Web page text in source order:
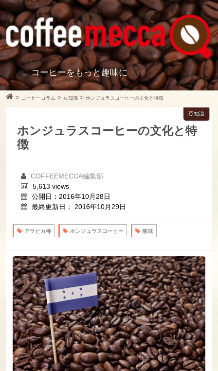
コーヒーをもっと趣味に
> コーヒーコラム >豆知識 > ホンジュラスコーヒーの文化と特徴
ホンジュラスコーヒーの文化と特
徴
豆知識
COFFEEMECCA編集部
5,613 views
公開日：2016年10月28日
最終更新日： 2016年10月29日
アラビカ種 ホンジュラスコーヒー 酸味